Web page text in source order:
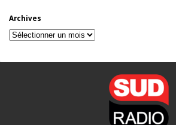
Archives
Archives